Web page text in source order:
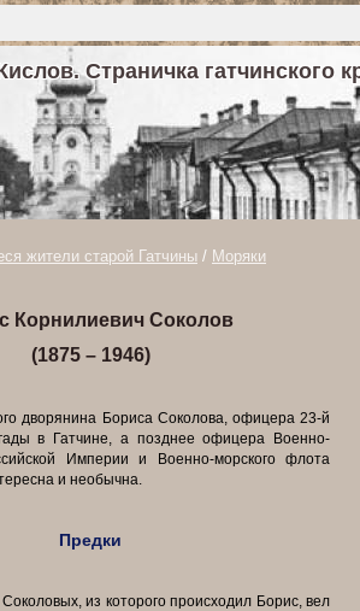
Страничка гатчинского
жители старой Гатчины / Моряки
Корнилиевич Соколов
(1875 – 1946)
дворянина Бориса Соколова, офицера 23-й
в Гатчине, а позднее офицера Военно-
Империи и Военно-морского флота
и необычна.
Предки
из которого происходил Борис, вел